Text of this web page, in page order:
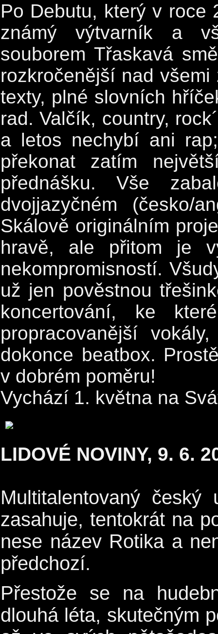
Po Debutu, který v roce
známý výtvarník a
souborem Třaskavá
rozkročenější nad
texty, plné slovních
rad. Valčík, country,
a letos nechybí ani
překonat zatím
přednášku. Vše
dvojjazyčném (česko/
Skálově originálním
hravě, ale přitom je
nekompromisností.
už jen pověstnou
koncertování, ke
propracovanější
dokonce beatbox.
v dobrém poměru!
Vychází 1. května na
LIDOVÉ NOVINY, 9. 6.
Multitalentovaný
zasahuje, tentokrát na
nese název Rotika a
předchozí.
Přestože se na
dlouhá léta, skutečným